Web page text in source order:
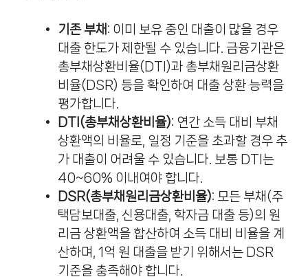
기존 부채 : 이미 보유 중인 대출이 많을 경우
대출 한도가 제한될 수 있습니다. 금융기관은
총부채상환비율(DTI)과 총부채원리금상환
비율(DSR) 등을 확인하여 대출 상환 능력을
평가합니다.
DTI(총부채상환비율): 연간 소득 대비 부채
상환액의 비율로, 일정 기준을 초과할 경우 추
가 대출이 어려울 수 있습니다. 보통 DTI는
40~60% 이내여야 합니다.
DSR(총부채원리금상환비율): 모든 부채(주
택담보대출, 신용대출, 학자금 대출 등)의 원
리금 상환액을 합산하여 소득 대비 비율을 계
산하며, 1억 원 대출을 받기 위해서는 DSR
기준을 충족해야 합니다.